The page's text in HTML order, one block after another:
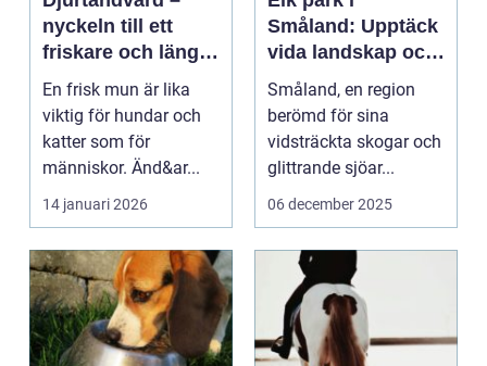
nyckeln till ett
friskare och längre
liv för hund och
katt
En frisk mun är lika
viktig för hundar och
katter som för
människor. Änd&ar...
14 januari 2026
Småland: Upptäck
vida landskap och
majestätiska älgar
Småland, en region
berömd för sina
vidsträckta skogar och
glittrande sjöar...
06 december 2025